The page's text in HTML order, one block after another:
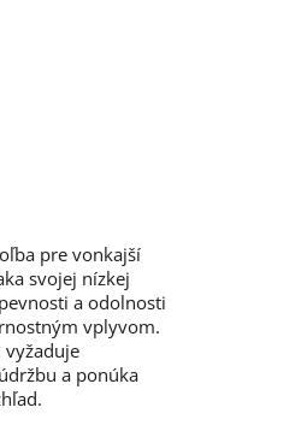
pre vonkajší
svojej nízkej
a odolnosti
vplyvom.
vyžaduje
a ponúka